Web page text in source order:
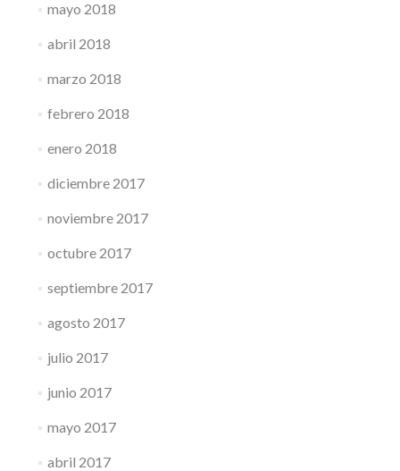
mayo 2018
abril 2018
marzo 2018
febrero 2018
enero 2018
diciembre 2017
noviembre 2017
octubre 2017
septiembre 2017
agosto 2017
julio 2017
junio 2017
mayo 2017
abril 2017